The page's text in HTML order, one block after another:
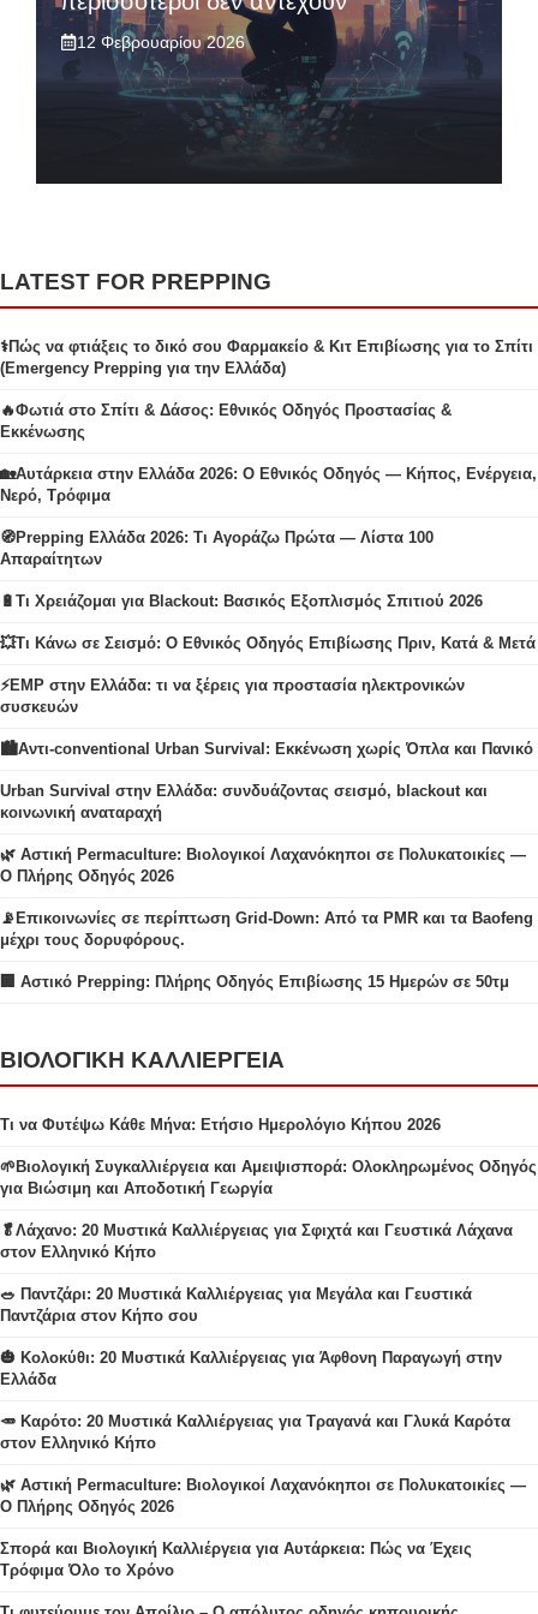
12 Φεβρουαρίου 2026
LATEST FOR PREPPING
⚕️Πώς να φτιάξεις το δικό σου Φαρμακείο & Κιτ Επιβίωσης για το Σπίτι
(Emergency Prepping για την Ελλάδα)
🔥Φωτιά στο Σπίτι & Δάσος: Εθνικός Οδηγός Προστασίας &
Εκκένωσης
🏡Αυτάρκεια στην Ελλάδα 2026: Ο Εθνικός Οδηγός — Κήπος, Ενέργεια,
Νερό, Τρόφιμα
🧭Prepping Ελλάδα 2026: Τι Αγοράζω Πρώτα — Λίστα 100
Απαραίτητων
🔋Τι Χρειάζομαι για Blackout: Βασικός Εξοπλισμός Σπιτιού 2026
💥Τι Κάνω σε Σεισμό: Ο Εθνικός Οδηγός Επιβίωσης Πριν, Κατά & Μετά
⚡EMP στην Ελλάδα: τι να ξέρεις για προστασία ηλεκτρονικών
συσκευών
🏙️Αντι-conventional Urban Survival: Εκκένωση χωρίς Όπλα και Πανικό
Urban Survival στην Ελλάδα: συνδυάζοντας σεισμό, blackout και
κοινωνική αναταραχή
🌿 Αστική Permaculture: Βιολογικοί Λαχανόκηποι σε Πολυκατοικίες —
Ο Πλήρης Οδηγός 2026
📡Επικοινωνίες σε περίπτωση Grid-Down: Από τα PMR και τα Baofeng
μέχρι τους δορυφόρους.
🏢 Αστικό Prepping: Πλήρης Οδηγός Επιβίωσης 15 Ημερών σε 50τμ
ΒΙΟΛΟΓΙΚΗ ΚΑΛΛΙΕΡΓΕΙΑ
Τι να Φυτέψω Κάθε Μήνα: Ετήσιο Ημερολόγιο Κήπου 2026
🌱Βιολογική Συγκαλλιέργεια και Αμειψισπορά: Ολοκληρωμένος Οδηγός
για Βιώσιμη και Αποδοτική Γεωργία
🥬Λάχανο: 20 Μυστικά Καλλιέργειας για Σφιχτά και Γευστικά Λάχανα
στον Ελληνικό Κήπο
🥗 Παντζάρι: 20 Μυστικά Καλλιέργειας για Μεγάλα και Γευστικά
Παντζάρια στον Κήπο σου
🎃 Κολοκύθι: 20 Μυστικά Καλλιέργειας για Άφθονη Παραγωγή στην
Ελλάδα
🥕 Καρότο: 20 Μυστικά Καλλιέργειας για Τραγανά και Γλυκά Καρότα
στον Ελληνικό Κήπο
🌿 Αστική Permaculture: Βιολογικοί Λαχανόκηποι σε Πολυκατοικίες —
Ο Πλήρης Οδηγός 2026
Σπορά και Βιολογική Καλλιέργεια για Αυτάρκεια: Πώς να Έχεις
Τρόφιμα Όλο το Χρόνο